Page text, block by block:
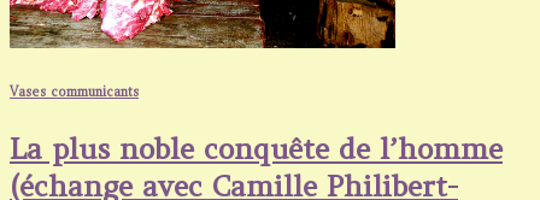
Vases communicants
La plus noble conquête de l’homme
(échange avec Camille Philibert-